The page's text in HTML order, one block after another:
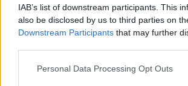
IAB’s list of downstream participants. This
also be disclosed by us to third parties on
Downstream Participants that may further
Personal Data Processing Opt Outs
geef mening
Efexor